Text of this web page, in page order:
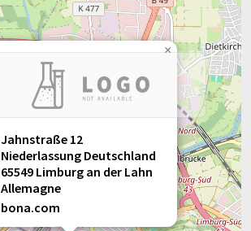
Jahnstraße 12
Niederlassung Deutschland
65549 Limburg an der Lahn
Allemagne
bona.com
×